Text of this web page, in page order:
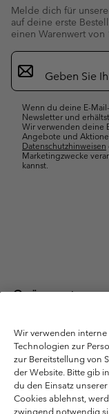
Melde dich für
auf deine erste
einen Warenwert von
Newsletter-
Anmeldung
Wenn du deine E-
Newsletter und
Wir verwenden deine
Angebote und
Datenschutzhinweisen
Marketingzwecke
kannst.
Österreich
Columbia
Bergheim, Salzburg
Nutzungsbedingungen
Datenschutzerklärung
Bestimmungen und
Wir verwenden
Technologien zur
zur Bereitstellung von
der Website. Bitte gib
du den Einsatz
Cookies ablehnst,
zwingend notwendig
Bitte wählen